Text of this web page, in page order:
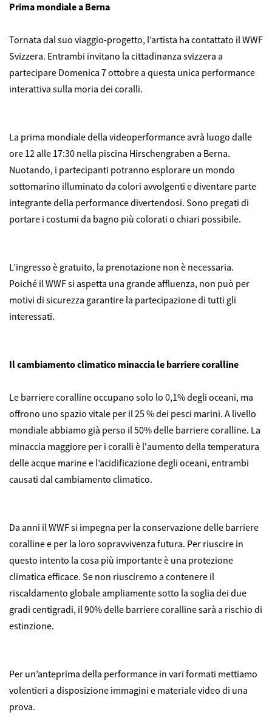
Prima mondiale a Berna
Tornata dal suo viaggio-progetto, l’artista ha contattato il WWF
Svizzera. Entrambi invitano la cittadinanza svizzera a
partecipare Domenica 7 ottobre a questa unica performance
interattiva sulla moria dei coralli.
La prima mondiale della videoperformance avrà luogo dalle
ore 12 alle 17:30 nella piscina Hirschengraben a Berna.
Nuotando, i partecipanti potranno esplorare un mondo
sottomarino illuminato da colori avvolgenti e diventare parte
integrante della performance divertendosi. Sono pregati di
portare i costumi da bagno più colorati o chiari possibile.
L’ingresso è gratuito, la prenotazione non è necessaria.
Poiché il WWF si aspetta una grande affluenza, non può per
motivi di sicurezza garantire la partecipazione di tutti gli
interessati.
Il cambiamento climatico minaccia le barriere coralline
Le barriere coralline occupano solo lo 0,1% degli oceani, ma
offrono uno spazio vitale per il 25 % dei pesci marini. A livello
mondiale abbiamo già perso il 50% delle barriere coralline. La
minaccia maggiore per i coralli è l'aumento della temperatura
delle acque marine e l’acidificazione degli oceani, entrambi
causati dal cambiamento climatico.
Da anni il WWF si impegna per la conservazione delle barriere
coralline e per la loro sopravvivenza futura. Per riuscire in
questo intento la cosa più importante è una protezione
climatica efficace. Se non riusciremo a contenere il
riscaldamento globale ampliamente sotto la soglia dei due
gradi centigradi, il 90% delle barriere coralline sarà a rischio di
estinzione.
Per un’anteprima della performance in vari formati mettiamo
volentieri a disposizione immagini e materiale video di una
prova.